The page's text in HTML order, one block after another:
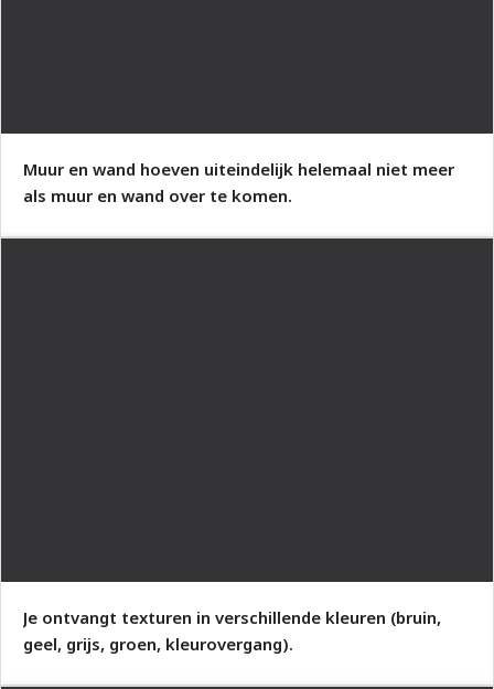
Muur en wand hoeven uiteindelijk helemaal niet meer
als muur en wand over te komen.
Je ontvangt texturen in verschillende kleuren (bruin,
geel, grijs, groen, kleurovergang).